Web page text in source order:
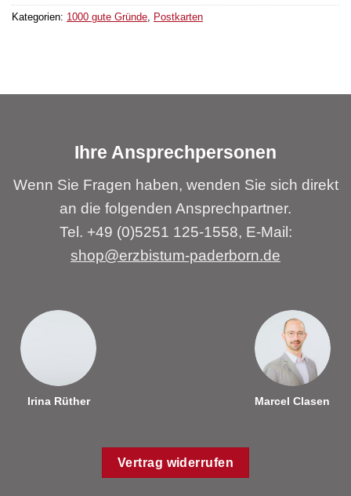
Kategorien: 1000 gute Gründe, Postkarten
Ihre Ansprechpersonen
Wenn Sie Fragen haben, wenden Sie sich direkt
an die folgenden Ansprechpartner.
Tel. +49 (0)5251 125-1558, E-Mail:
shop@erzbistum-paderborn.de
Irina Rüther Marcel Clasen
Vertrag widerrufen